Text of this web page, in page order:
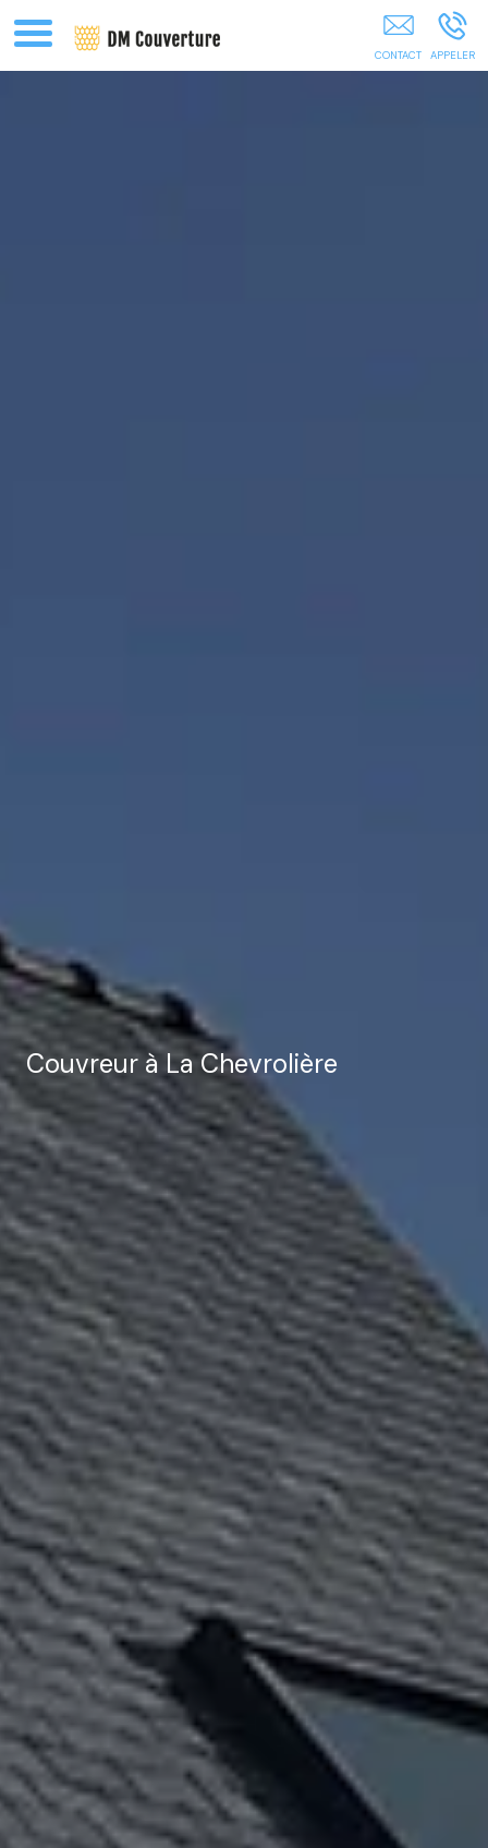
Couvreur à La Chevrolière